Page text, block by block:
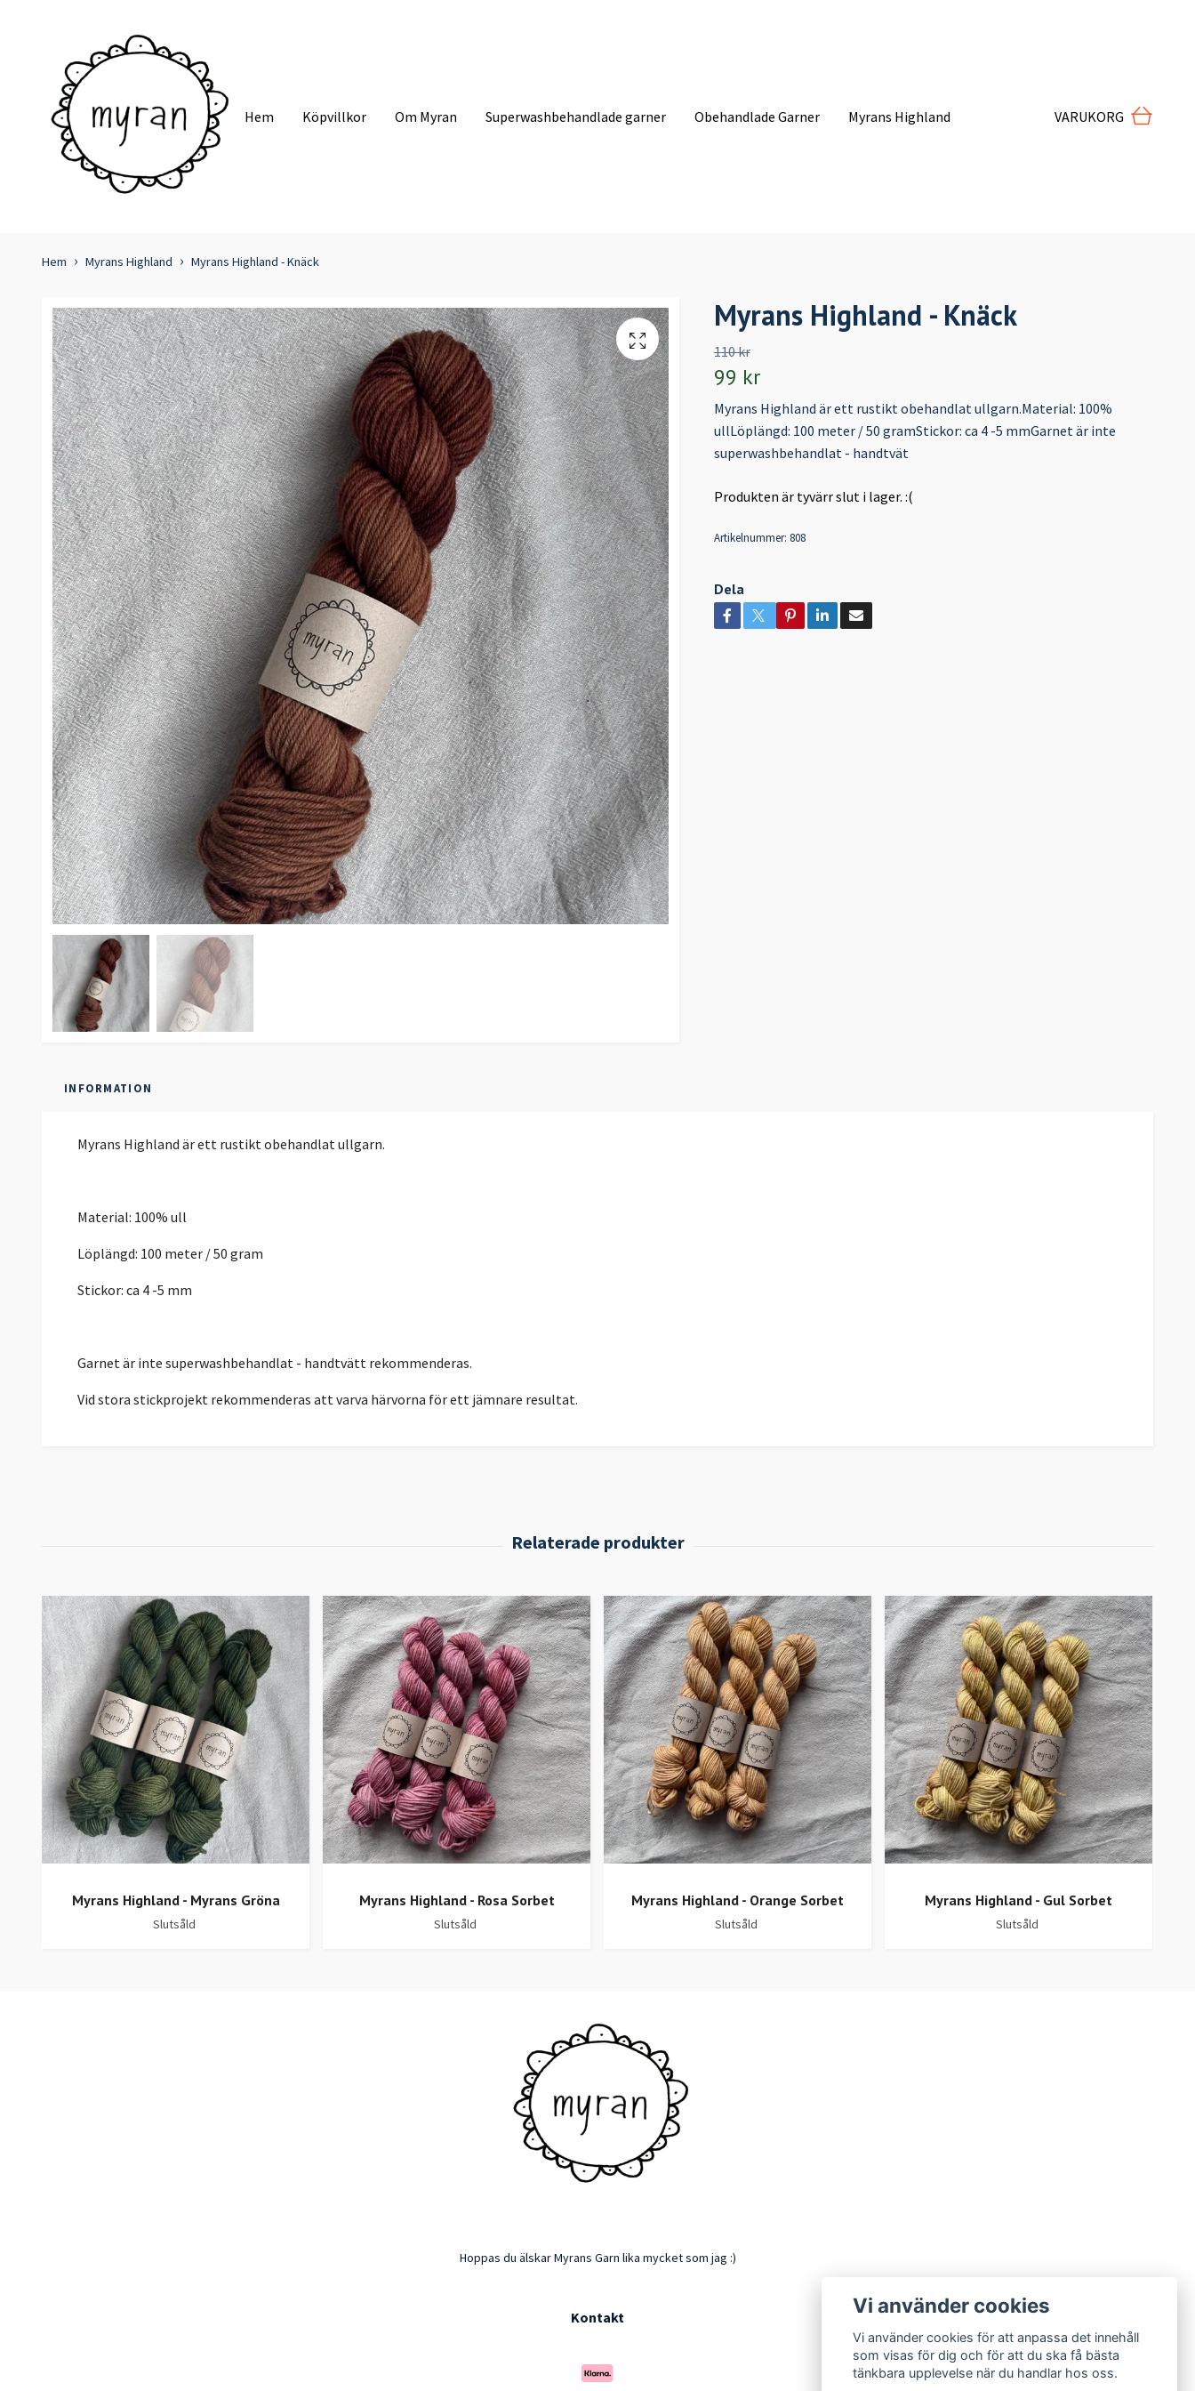
Hem Köpvillkor Om Myran Superwashbehandlade garner Obehandlade Garner Myrans Highland VARUKORG
Hem Myrans Highland Myrans Highland - Knäck
Myrans Highland - Knäck
110 kr
99 kr
Myrans Highland är ett rustikt obehandlat ullgarn.Material: 100%
ullLöplängd: 100 meter / 50 gramStickor: ca 4 -5 mmGarnet är inte
superwashbehandlat - handtvät
Produkten är tyvärr slut i lager. :(
Artikelnummer: 808
Dela
INFORMATION
Myrans Highland är ett rustikt obehandlat ullgarn.
Material: 100% ull
Löplängd: 100 meter / 50 gram
Stickor: ca 4 -5 mm
Garnet är inte superwashbehandlat - handtvätt rekommenderas.
Vid stora stickprojekt rekommenderas att varva härvorna för ett jämnare resultat.
Myrans Highland - Myrans Gröna
Slutsåld
Myrans Highland - Rosa Sorbet
Slutsåld
Myrans Highland - Orange Sorbet
Slutsåld
Myrans Highland - Gul Sorbet
Slutsåld
Hoppas du älskar Myrans Garn lika mycket som jag :)
Kontakt
Vi använder cookies
Vi använder cookies för att anpassa det innehåll
som visas för dig och för att du ska få bästa
tänkbara upplevelse när du handlar hos oss.